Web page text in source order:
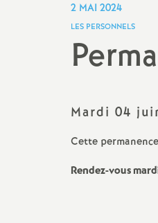
Collège
BTS
2 MAI 2024
LES PERSONNELS
Mardi 04
Cette
Rendez-vous